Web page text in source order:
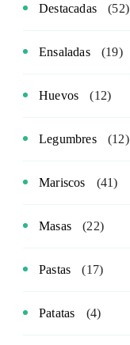
Destacadas (52)
Ensaladas (19)
Huevos (12)
Legumbres (12)
Mariscos (41)
Masas (22)
Pastas (17)
Patatas (4)